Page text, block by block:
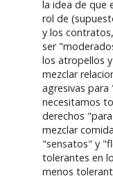
la idea de que
rol de
y los
ser
los atropellos
mezclar
agresivas
necesitamos
derechos
mezclar
"sensatos" y
tolerantes en
menos